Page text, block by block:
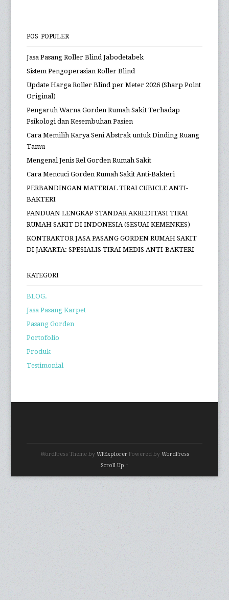
POS POPULER
Jasa Pasang Roller Blind Jabodetabek
Sistem Pengoperasian Roller Blind
Update Harga Roller Blind per Meter 2026 (Sharp Point
Original)
Pengaruh Warna Gorden Rumah Sakit Terhadap
Psikologi dan Kesembuhan Pasien
Cara Memilih Karya Seni Abstrak untuk Dinding Ruang
Tamu
Mengenal Jenis Rel Gorden Rumah Sakit
Cara Mencuci Gorden Rumah Sakit Anti-Bakteri
PERBANDINGAN MATERIAL TIRAI CUBICLE ANTI-
BAKTERI
PANDUAN LENGKAP STANDAR AKREDITASI TIRAI
RUMAH SAKIT DI INDONESIA (SESUAI KEMENKES)
KONTRAKTOR JASA PASANG GORDEN RUMAH SAKIT
DI JAKARTA: SPESIALIS TIRAI MEDIS ANTI-BAKTERI
KATEGORI
BLOG.
Jasa Pasang Karpet
Pasang Gorden
Portofolio
Produk
Testimonial
WordPress Theme by WPExplorerPowered by WordPress
Scroll Up ↑